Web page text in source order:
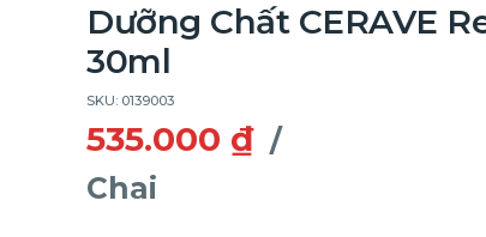
Dưỡng Chất CERAVE
30ml
SKU: 0139003
535.000 ₫ /
Chai